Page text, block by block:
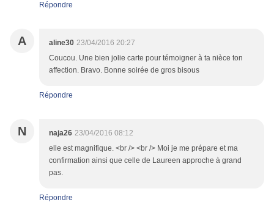
Répondre
A aline30 23/04/2016 20:27
Coucou. Une bien jolie carte pour témoigner à ta nièce ton
affection. Bravo. Bonne soirée de gros bisous
Répondre
N naja26 23/04/2016 08:12
elle est magnifique. <br /> <br /> Moi je me prépare et ma
confirmation ainsi que celle de Laureen approche à grand
pas.
Répondre